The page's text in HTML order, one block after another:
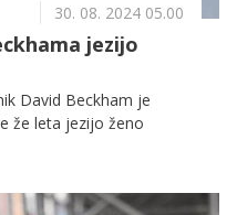
30. 08. 2024 05.00
jezijo
David Beckham je
že leta jezijo ženo